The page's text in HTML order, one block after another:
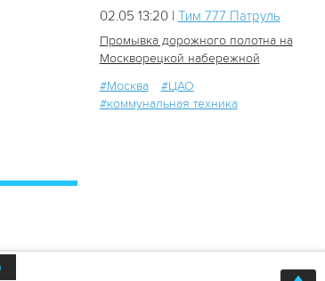
02.05 13:20 | Tим 777 Патруль
Промывка дорожного полотна на
Москворецкой набережной
#Москва
#ЦАО
#коммунальная техника